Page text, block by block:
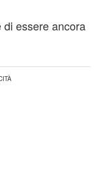
essere ancora